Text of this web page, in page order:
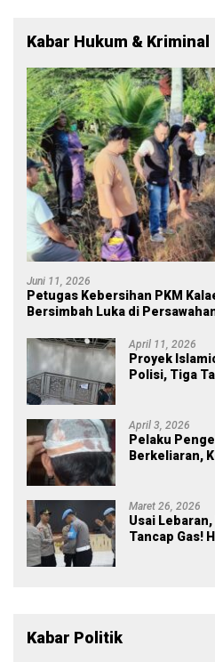
Kabar Hukum & Kriminal
Juni 11, 2026
Petugas Kebersihan PKM
Bersimbah Luka di
April 11, 2026
Proyek
Polisi, Tiga
April 3, 2026
Pelaku
Berkeliaran,
Maret 26, 2026
Usai
Tancap Gas!
Kabar Politik